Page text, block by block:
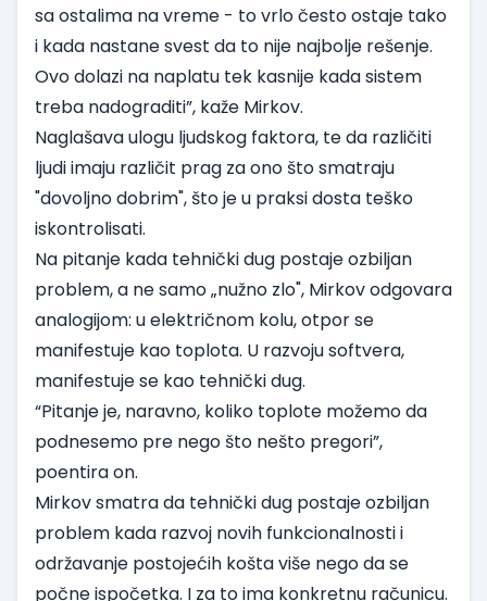
sa ostalima na vreme - to vrlo često ostaje tako
i kada nastane svest da to nije najbolje rešenje.
Ovo dolazi na naplatu tek kasnije kada sistem
treba nadograditi”, kaže Mirkov.
Naglašava ulogu ljudskog faktora, te da različiti
ljudi imaju različit prag za ono što smatraju
"dovoljno dobrim", što je u praksi dosta teško
iskontrolisati.
Na pitanje kada tehnički dug postaje ozbiljan
problem, a ne samo „nužno zlo", Mirkov odgovara
analogijom: u električnom kolu, otpor se
manifestuje kao toplota. U razvoju softvera,
manifestuje se kao tehnički dug.
“Pitanje je, naravno, koliko toplote možemo da
podnesemo pre nego što nešto pregori”,
poentira on.
Mirkov smatra da tehnički dug postaje ozbiljan
problem kada razvoj novih funkcionalnosti i
održavanje postojećih košta više nego da se
počne ispočetka. I za to ima konkretnu računicu.